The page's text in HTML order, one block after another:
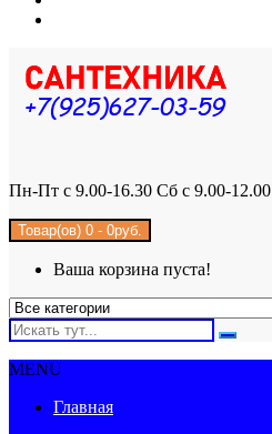
Пн-Пт с 9.00-16.30 Сб с 9.00-12.00
Товар(ов) 0 - 0руб.
Ваша корзина пуста!
MENU
Главная